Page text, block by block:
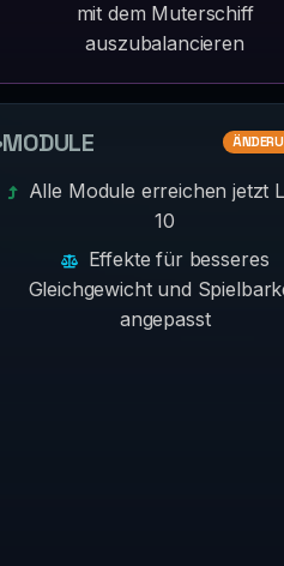
mit dem Muterschiff
auszubalancieren
MODULE
Alle Module erreichen jetzt
10
Effekte für besseres
Gleichgewicht und
angepasst